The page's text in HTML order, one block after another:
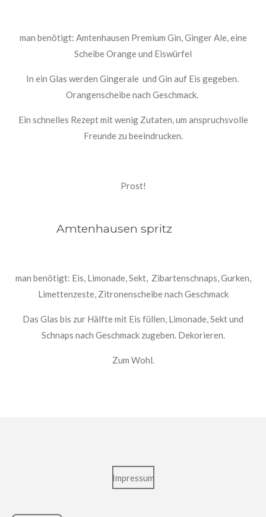
man benötigt: Amtenhausen Premium Gin, Ginger Ale, eine
Scheibe Orange und Eiswürfel
In ein Glas werden Gingerale und Gin auf Eis gegeben.
Orangenscheibe nach Geschmack.
Ein schnelles Rezept mit wenig Zutaten, um anspruchsvolle
Freunde zu beeindrucken.
Prost!
Amtenhausen spritz
man benötigt: Eis, Limonade, Sekt, Zibartenschnaps, Gurken,
Limettenzeste, Zitronenscheibe nach Geschmack
Das Glas bis zur Hälfte mit Eis füllen, Limonade, Sekt und
Schnaps nach Geschmack zugeben. Dekorieren.
Zum Wohl.
Impressum